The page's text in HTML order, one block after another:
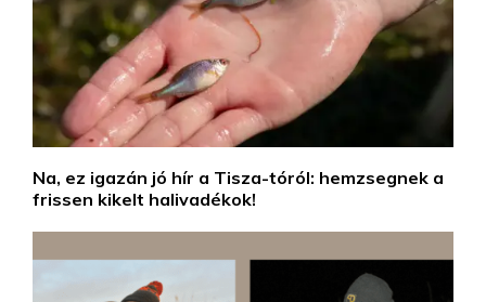
Na, ez igazán jó hír a Tisza-tóról: hemzsegnek a
frissen kikelt halivadékok!